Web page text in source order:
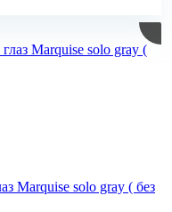
Marquise solo gray ( без